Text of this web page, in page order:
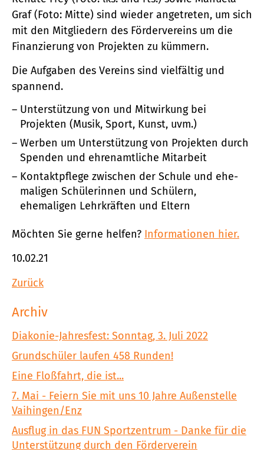
Graf (Foto: Mitte) sind wieder angetreten, um sich
mit den Mitgliedern des Fördervereins um die
Finanzierung von Projekten zu kümmern.
Die Aufgaben des Vereins sind vielfältig und
spannend.
Unterstützung von und Mitwirkung bei
Projekten (Musik, Sport, Kunst, uvm.)
Werben um Unterstützung von Projekten durch
Spenden und ehrenamtliche Mitarbeit
Kontaktpflege zwischen der Schule und ehe­
maligen Schülerinnen und Schülern,
ehemaligen Lehrkräften und Eltern
Möchten Sie gerne helfen? Informationen hier.
10.02.21
Zurück
Archiv
Diakonie-Jahresfest: Sonntag, 3. Juli 2022
Grundschüler laufen 458 Runden!
Eine Floßfahrt, die ist...
7. Mai - Feiern Sie mit uns 10 Jahre Außenstelle
Vaihingen/Enz
Ausflug in das FUN Sportzentrum - Danke für die
Unterstützung durch den Förderverein